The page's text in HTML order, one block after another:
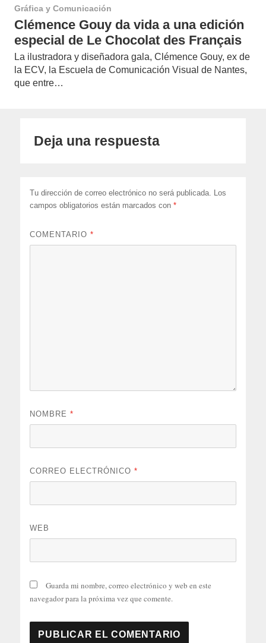
Gráfica y Comunicación
Clémence Gouy da vida a una edición
especial de Le Chocolat des Français
La ilustradora y diseñadora gala, Clémence Gouy, ex de
la ECV, la Escuela de Comunicación Visual de Nantes,
que entre…
Deja una respuesta
Tu dirección de correo electrónico no será publicada. Los
campos obligatorios están marcados con*
COMENTARIO*
NOMBRE*
CORREO ELECTRÓNICO*
WEB
Guarda mi nombre, correo electrónico y web en este
navegador para la próxima vez que comente.